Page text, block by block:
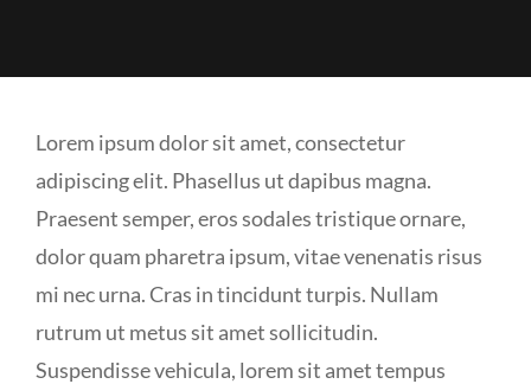
Lorem ipsum dolor sit amet, consectetur
adipiscing elit. Phasellus ut dapibus magna.
Praesent semper, eros sodales tristique ornare,
dolor quam pharetra ipsum, vitae venenatis risus
mi nec urna. Cras in tincidunt turpis. Nullam
rutrum ut metus sit amet sollicitudin.
Suspendisse vehicula, lorem sit amet tempus